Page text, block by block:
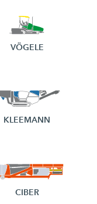
VÖGELE
KLEEMANN
CIBER